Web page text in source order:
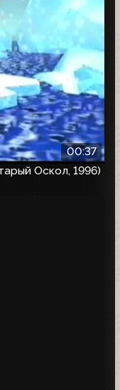
00:37
Оскол, 1996)